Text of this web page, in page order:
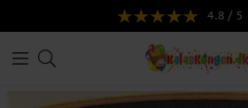
4.8 / 5